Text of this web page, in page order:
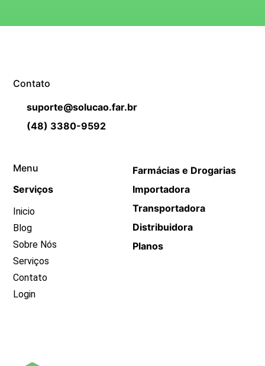
Farmácias e Drogarias
Importadora
Transportadora
Distribuidora
Planos
Menu
Serviços
Inicio
Blog
Sobre Nós
Serviços
Contato
Login
Contato
suporte@solucao.far.br
(48) 3380-9592